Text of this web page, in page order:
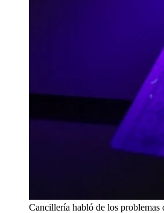
Cancillería habló de los problemas